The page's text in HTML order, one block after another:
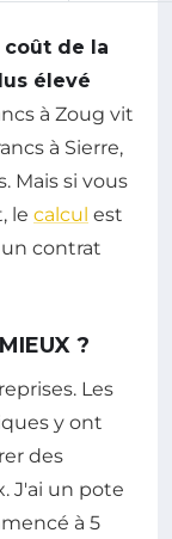
coût de la
élevé
à Zoug vit
à Sierre,
Mais si vous
le calcul est
un contrat
?
Les
y ont
des
J'ai un pote
à 5